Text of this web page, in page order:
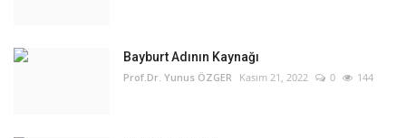
Bayburt Adının Kaynağı
Prof.Dr. Yunus ÖZGER Kasım 21, 2022 0 144